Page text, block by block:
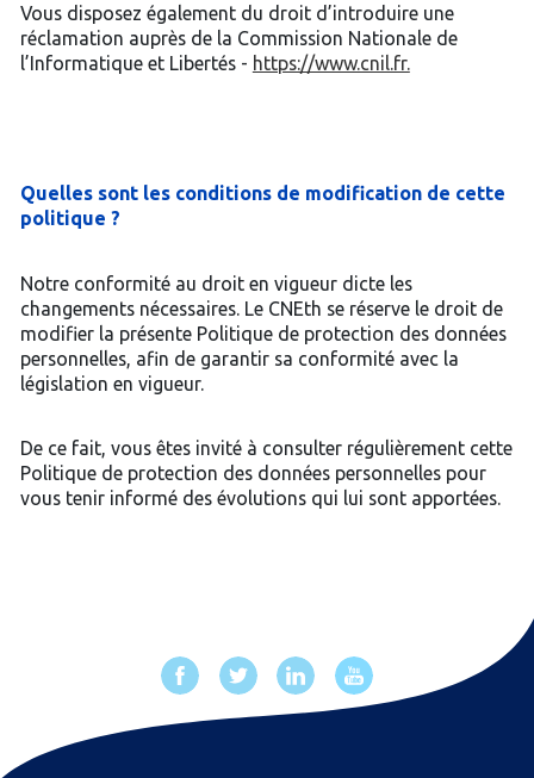
Vous disposez également du droit d’introduire une
réclamation auprès de la Commission Nationale de
l’Informatique et Libertés - https://www.cnil.fr.
Quelles sont les conditions de modification de cette
politique ?
Notre conformité au droit en vigueur dicte les
changements nécessaires. Le CNEth se réserve le droit de
modifier la présente Politique de protection des données
personnelles, afin de garantir sa conformité avec la
législation en vigueur.
De ce fait, vous êtes invité à consulter régulièrement cette
Politique de protection des données personnelles pour
vous tenir informé des évolutions qui lui sont apportées.